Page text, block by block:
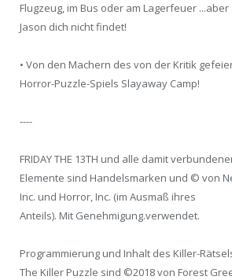
Flugzeug, im Bus oder am Lagerfeuer
Jason dich nicht findet!
• Von den Machern des von der Kritik
Horror-Puzzle-Spiels Slayaway Camp!
----
FRIDAY THE 13TH und alle damit
Elemente sind Handelsmarken und © von
Inc. und Horror, Inc. (im Ausmaß ihres
Anteils). Mit Genehmigung.verwendet.
Programmierung und Inhalt des Killer-
The Killer Puzzle sind ©2018 von Forest